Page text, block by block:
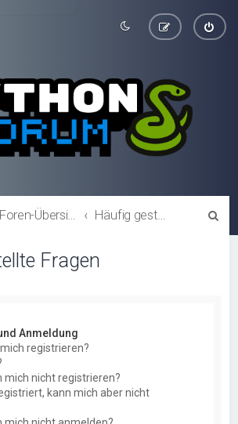
Foren-Übersicht
Fragen
Anmeldung
registrieren?
mich nicht registrieren?
kann mich aber nicht